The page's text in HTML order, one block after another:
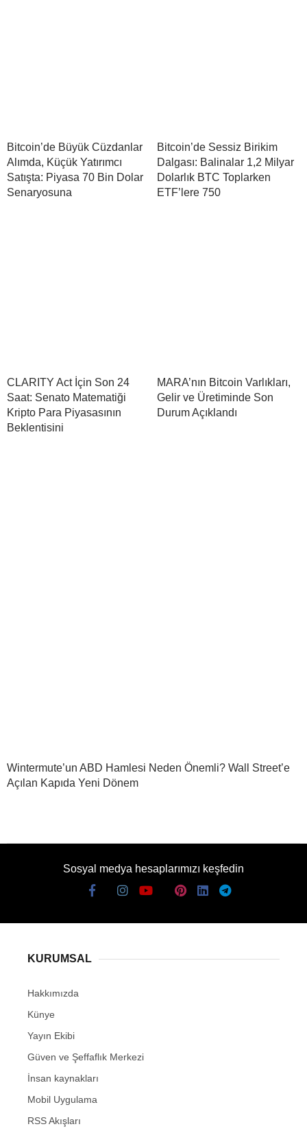
Bitcoin’de Büyük Cüzdanlar
Alımda, Küçük Yatırımcı
Satışta: Piyasa 70 Bin Dolar
Senaryosuna
Bitcoin’de Sessiz Birikim
Dalgası: Balinalar 1,2 Milyar
Dolarlık BTC Toplarken
ETF’lere 750
CLARITY Act İçin Son 24
Saat: Senato Matematiği
Kripto Para Piyasasının
Beklentisini
MARA’nın Bitcoin Varlıkları,
Gelir ve Üretiminde Son
Durum Açıklandı
Wintermute’un ABD Hamlesi Neden Önemli? Wall Street’e
Açılan Kapıda Yeni Dönem
Sosyal medya hesaplarımızı keşfedin
KURUMSAL
Hakkımızda
Künye
Yayın Ekibi
Güven ve Şeffaflık Merkezi
İnsan kaynakları
Mobil Uygulama
RSS Akışları